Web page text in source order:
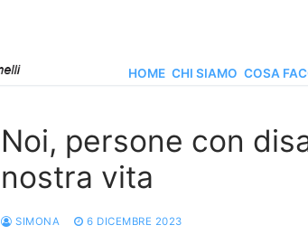
HOME CHI SIAMO COSA
Noi, persone con
nostra vita
SIMONA 6 DICEMBRE 2023